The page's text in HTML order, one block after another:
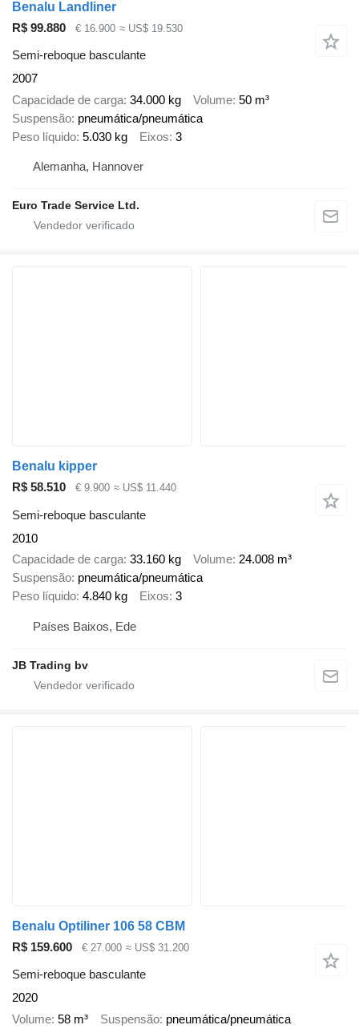
Benalu Landliner
R$ 99.880
€ 16.900 ≈ US$ 19.530
Semi-reboque basculante
2007
Capacidade de carga 34.000 kg Volume 50 m³
Suspensão pneumática/pneumática
Peso líquido 5.030 kg Eixos 3
Alemanha, Hannover
Euro Trade Service Ltd.
Benalu kipper
R$ 58.510
€ 9.900 ≈ US$ 11.440
Semi-reboque basculante
2010
Capacidade de carga 33.160 kg Volume 24.008 m³
Suspensão pneumática/pneumática
Peso líquido 4.840 kg Eixos 3
Países Baixos, Ede
JB Trading bv
Benalu Optiliner 106 58 CBM
R$ 159.600
€ 27.000 ≈ US$ 31.200
Semi-reboque basculante
2020
Volume 58 m³ Suspensão pneumática/pneumática